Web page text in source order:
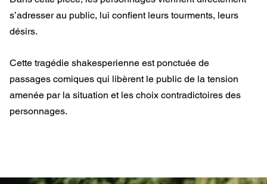
s’adresser au public, lui confient leurs tourments, leurs
désirs.
Cette tragédie shakesperienne est ponctuée de
passages comiques qui libèrent le public de la tension
amenée par la situation et les choix contradictoires des
personnages.